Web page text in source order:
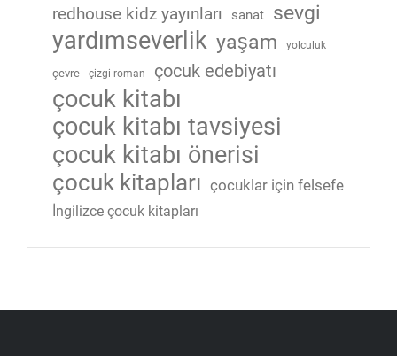
redhouse kidz yayınları sanat sevgi
yardımseverlik yaşam yolculuk
çevre çizgi roman çocuk edebiyatı
çocuk kitabı
çocuk kitabı tavsiyesi
çocuk kitabı önerisi
çocuk kitapları çocuklar için felsefe
İngilizce çocuk kitapları